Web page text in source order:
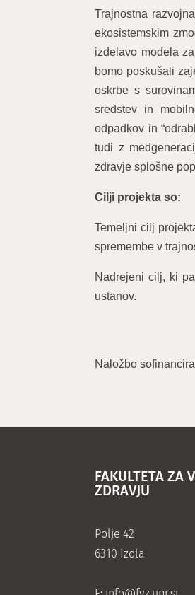
Trajnostna
ekosistemskim
izdelavo modela
bomo poskušali
oskrbe s
sredstev in
odpadkov in
tudi z
zdravje splošne
Cilji projekta so:
Temeljni cilj
spremembe v
Nadrejeni cilj, ki
ustanov.
Naložbo
FAKULTETA ZA
ZDRAVJU
Polje 42
6310 Izola